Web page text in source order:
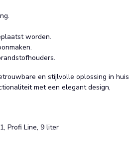
worden.
en stijlvolle oplossing in huis
met een elegant design,
Profi Line, 9 liter